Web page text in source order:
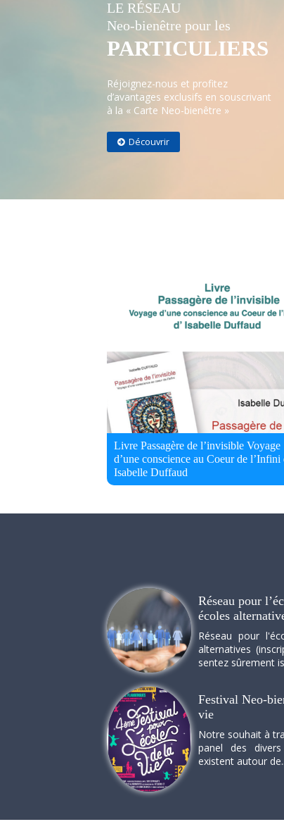
LE RÉSEAU
Neo-bienêtre pour les
PARTICULIERS
Réjoignez-nous et profitez
d’avantages exclusifs en souscrivant
à la « Carte Neo-bienêtre »
Découvrir
Livre Passagère de l’invisible Voyage
d’une conscience au Coeur de l’Infini
Isabelle Duffaud
Réseau pour
écoles
Réseau pour
alternatives
sentez sûrement
Festival Neo-
vie
Notre souhait à
panel des
existent autour